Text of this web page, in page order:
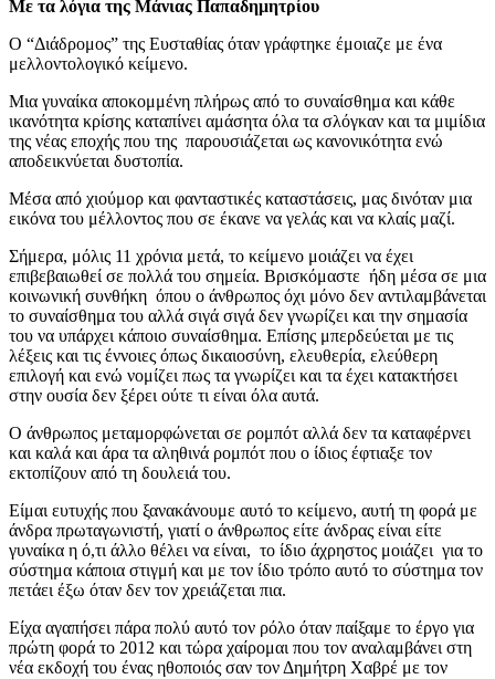
Με τα λόγια της Μάνιας Παπαδημητρίου
Ο “Διάδρομος” της Ευσταθίας όταν γράφτηκε έμοιαζε με ένα
μελλοντολογικό κείμενο.
Μια γυναίκα αποκομμένη πλήρως από το συναίσθημα και κάθε
ικανότητα κρίσης καταπίνει αμάσητα όλα τα σλόγκαν και τα μιμίδια
της νέας εποχής που της παρουσιάζεται ως κανονικότητα ενώ
αποδεικνύεται δυστοπία.
Μέσα από χιούμορ και φανταστικές καταστάσεις, μας δινόταν μια
εικόνα του μέλλοντος που σε έκανε να γελάς και να κλαίς μαζί.
Σήμερα, μόλις 11 χρόνια μετά, το κείμενο μοιάζει να έχει
επιβεβαιωθεί σε πολλά του σημεία. Βρισκόμαστε ήδη μέσα σε μια
κοινωνική συνθήκη όπου ο άνθρωπος όχι μόνο δεν αντιλαμβάνεται
το συναίσθημα του αλλά σιγά σιγά δεν γνωρίζει και την σημασία
του να υπάρχει κάποιο συναίσθημα. Επίσης μπερδεύεται με τις
λέξεις και τις έννοιες όπως δικαιοσύνη, ελευθερία, ελεύθερη
επιλογή και ενώ νομίζει πως τα γνωρίζει και τα έχει κατακτήσει
στην ουσία δεν ξέρει ούτε τι είναι όλα αυτά.
Ο άνθρωπος μεταμορφώνεται σε ρομπότ αλλά δεν τα καταφέρνει
και καλά και άρα τα αληθινά ρομπότ που ο ίδιος έφτιαξε τον
εκτοπίζουν από τη δουλειά του.
Είμαι ευτυχής που ξανακάνουμε αυτό το κείμενο, αυτή τη φορά με
άνδρα πρωταγωνιστή, γιατί ο άνθρωπος είτε άνδρας είναι είτε
γυναίκα η ό,τι άλλο θέλει να είναι, το ίδιο άχρηστος μοιάζει για το
σύστημα κάποια στιγμή και με τον ίδιο τρόπο αυτό το σύστημα τον
πετάει έξω όταν δεν τον χρειάζεται πια.
Είχα αγαπήσει πάρα πολύ αυτό τον ρόλο όταν παίξαμε το έργο για
πρώτη φορά το 2012 και τώρα χαίρομαι που τον αναλαμβάνει στη
νέα εκδοχή του ένας ηθοποιός σαν τον Δημήτρη Χαβρέ με τον